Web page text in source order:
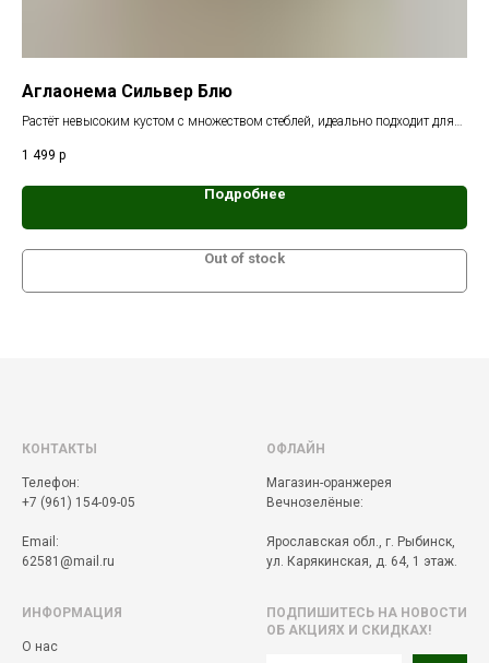
Аглаонема Сильвер Блю
Растёт невысоким кустом с множеством стеблей, идеально подходит для
1 499 р
Подробнее
Out of stock
КОНТАКТЫ
Телефон:
+7 (961) 154-09-05
Email:
62581@mail.ru
ОФЛАЙН
Магазин-оранжерея
Вечнозелёные:
Ярославская обл., г. Рыбинск,
ул. Карякинская, д. 64, 1 этаж.
ИНФОРМАЦИЯ
О нас
ПОДПИШИТЕСЬ НА НОВОСТИ
ОБ АКЦИЯХ И СКИДКАХ!